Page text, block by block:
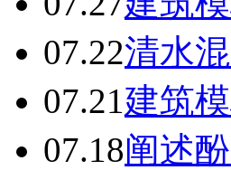
07.22清水
07.21建筑
07.18阐述